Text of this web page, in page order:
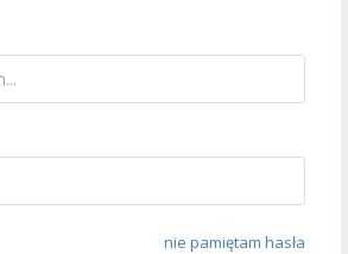
nie pamiętam hasła